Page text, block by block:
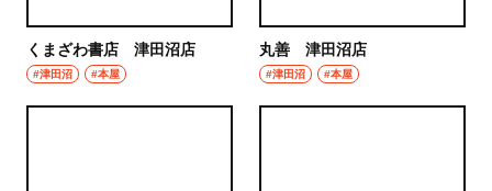
くまざわ書店 津田沼店
#津田沼 #本屋
丸善 津田沼店
#津田沼 #本屋